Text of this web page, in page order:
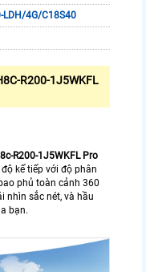
LDH/4G/C18S40
R200-1J5WKFL
R200-1J5WKFL Pro
kế tiếp với độ phân
phủ toàn cảnh 360
nhìn sắc nét, và hầu
bạn.